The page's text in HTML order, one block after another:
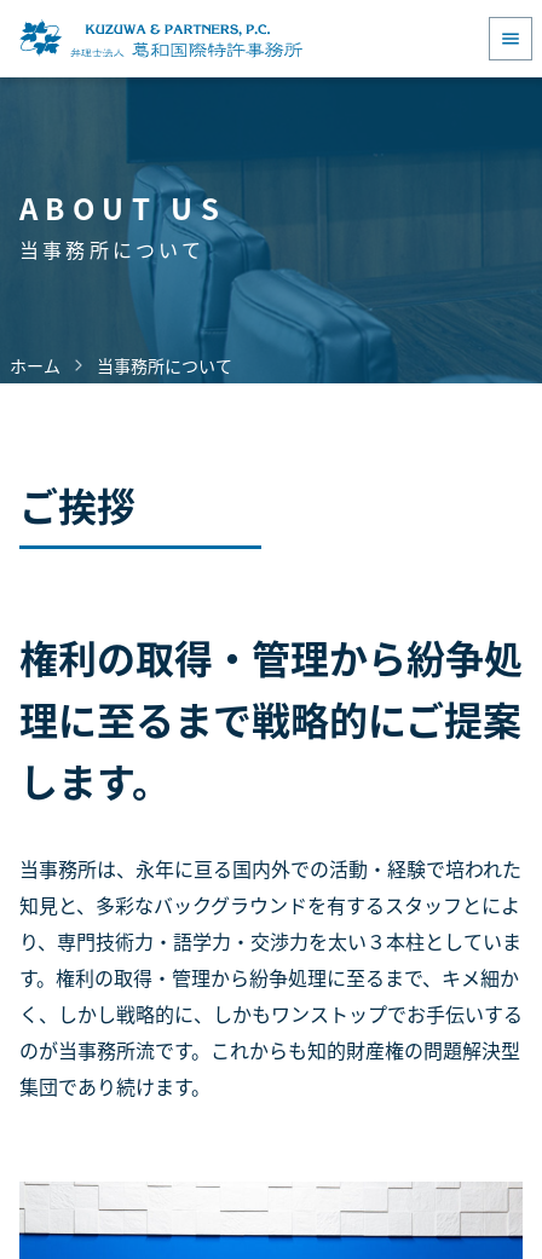
コ
ン
へ
ス スタッフ紹介
葛和法律事務所
当事務所について
ABOUT US
ホーム 当事務所について
ご挨拶
権利の取得・管理から紛争処
理に至るまで戦略的にご提案
します。
当事務所は、永年に亘る国内外での活動・経験で培われた
知見と、多彩なバックグラウンドを有するスタッフとによ
り、専門技術力・語学力・交渉力を太い３本柱としていま
す。権利の取得・管理から紛争処理に至るまで、キメ細か
く、しかし戦略的に、しかもワンストップでお手伝いする
のが当事務所流です。これからも知的財産権の問題解決型
集団であり続けます。